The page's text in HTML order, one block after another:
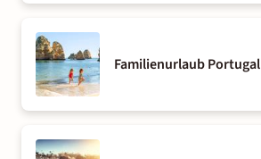
Familienurlaub Portugal